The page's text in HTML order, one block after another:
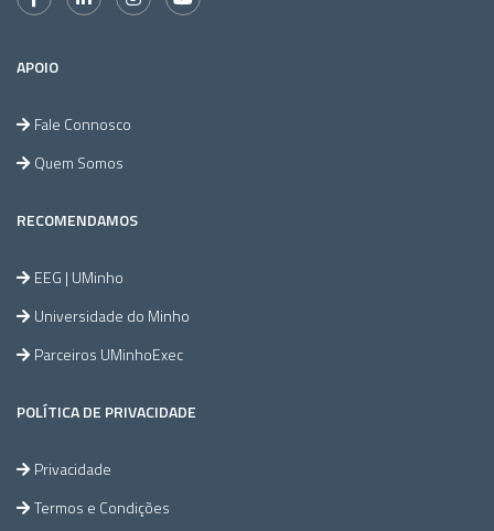
APOIO
Fale Connosco
Quem Somos
RECOMENDAMOS
EEG | UMinho
Universidade do Minho
Parceiros UMinhoExec
POLÍTICA DE PRIVACIDADE
Privacidade
Termos e Condições